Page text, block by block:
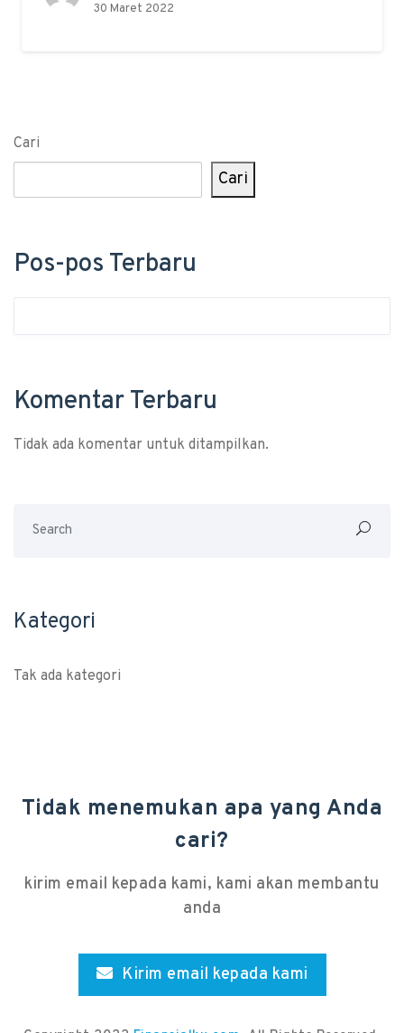
30 Maret 2022
Cari
Cari
Pos-pos Terbaru
Komentar Terbaru
Tidak ada komentar untuk ditampilkan.
Kategori
Tak ada kategori
Tidak menemukan apa yang Anda
cari?
kirim email kepada kami, kami akan membantu
anda
Kirim email kepada kami